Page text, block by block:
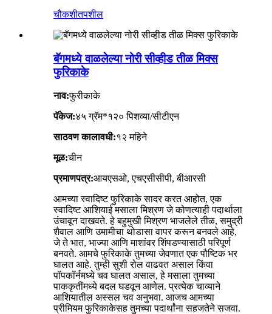
चौकशीतपशील
बॅगमध्ये वाळलेल्या नोरी सीव्हीड तीळ मिक्स
फुरिकाके
नाव:फुरीकाके
पॅकेज:४५ ग्रॅम*१२० पिशव्या/सीटीएन
साठवण कालावधी:१२ महिने
मूळ:चीन
प्रमाणपत्र:आयएसओ, एचएसीसीपी, बीआरसी
आमच्या स्वादिष्ट फुरिकाके सादर करत आहोत, एक
स्वादिष्ट आशियाई मसाला मिश्रण जे कोणत्याही पदार्थाला
उंचावून दाखवते. हे बहुमुखी मिश्रण भाजलेले तीळ, समुद्री
शैवाल आणि उमामीचा थोडासा वापर करून बनवले आहे,
जे ते भात, भाज्या आणि माशांवर शिंपडण्यासाठी परिपूर्ण
बनवते. आमचे फुरिकाके तुमच्या जेवणात एक पौष्टिक भर
घालत आहे. तुम्ही सुशी रोल वाढवत असाल किंवा
पॉपकॉर्नमध्ये चव घालत असाल, हे मसाला तुमच्या
पाककृतींमध्ये बदल घडवून आणेल. प्रत्येक चाव्याने
आशियातील अस्सल चव अनुभवा. आजच आमच्या
प्रीमियम फुरिकाकेसह तुमच्या पदार्थांना सहजतेने सजवा.